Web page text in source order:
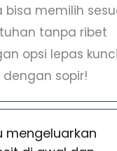
bisa memilih
tanpa ribet
opsi lepas kunci
sopir!
mengeluarkan